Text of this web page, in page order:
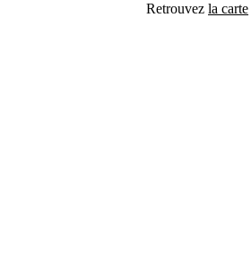
Retrouvez la carte